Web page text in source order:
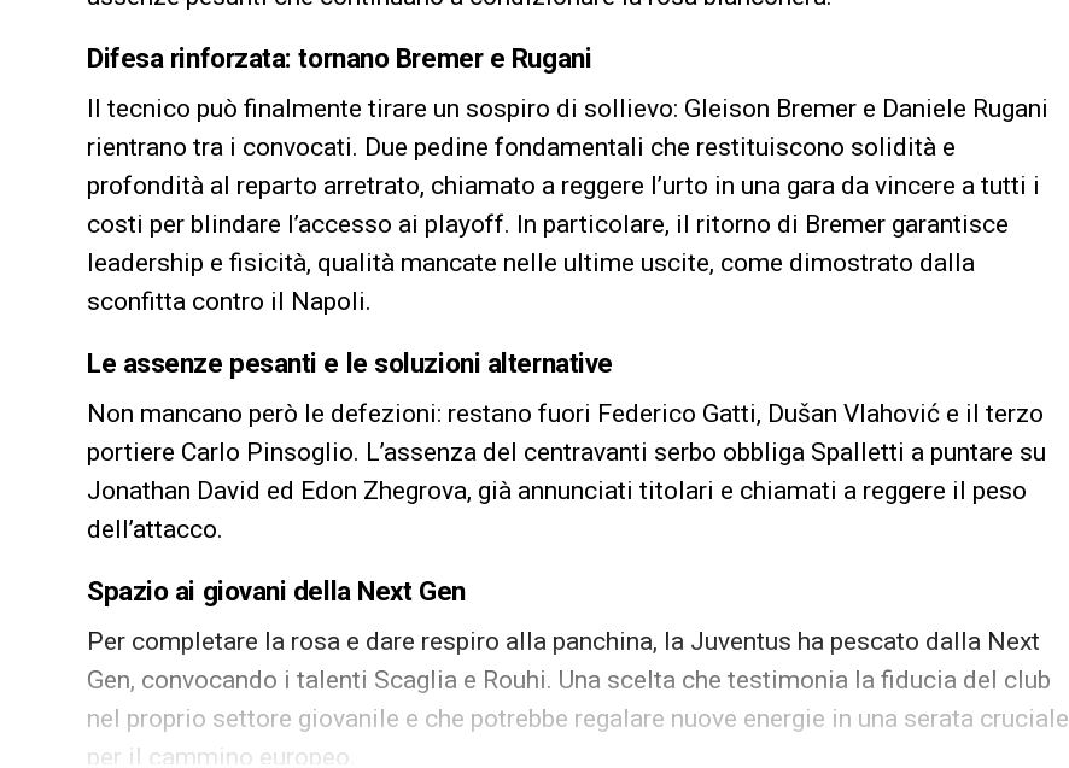
Difesa rinforzata: tornano Bremer e Rugani
Il tecnico può finalmente tirare un sospiro di sollievo: Gleison Bremer e Daniele Rugani
rientrano tra i convocati. Due pedine fondamentali che restituiscono solidità e
profondità al reparto arretrato, chiamato a reggere l’urto in una gara da vincere a tutti i
costi per blindare l’accesso ai playoff. In particolare, il ritorno di Bremer garantisce
leadership e fisicità, qualità mancate nelle ultime uscite, come dimostrato dalla
sconfitta contro il Napoli.
Le assenze pesanti e le soluzioni alternative
Non mancano però le defezioni: restano fuori Federico Gatti, Dušan Vlahović e il terzo
portiere Carlo Pinsoglio. L’assenza del centravanti serbo obbliga Spalletti a puntare su
Jonathan David ed Edon Zhegrova, già annunciati titolari e chiamati a reggere il peso
dell’attacco.
Spazio ai giovani della Next Gen
Per completare la rosa e dare respiro alla panchina, la Juventus ha pescato dalla Next
Gen, convocando i talenti Scaglia e Rouhi. Una scelta che testimonia la fiducia del club
nel proprio settore giovanile e che potrebbe regalare nuove energie in una serata cruciale
per il cammino europeo.